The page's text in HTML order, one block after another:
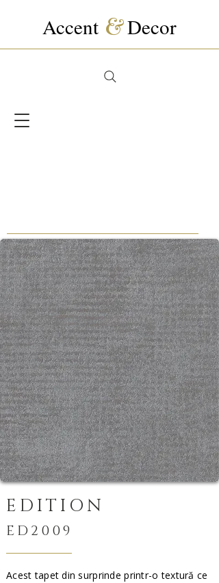
Accent &Decor
EDITION
ED2009
Acest tapet din surprinde printr-o textură ce